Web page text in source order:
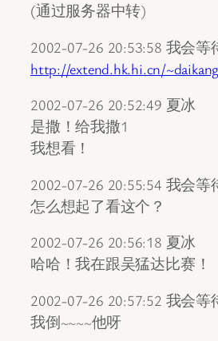
(通过服务器中转)
2002-07-26 20:53:58 我会等
http://extend.hk.hi.cn/
2002-07-26 20:52:49 夏冰
是撒！给我撒1
我想看！
2002-07-26 20:55:54 我会等
怎么想起了看这个？
2002-07-26 20:56:18 夏冰
哈哈！我在跟吴猛达比赛！
2002-07-26 20:57:52 我会等
我倒~~~~他呀